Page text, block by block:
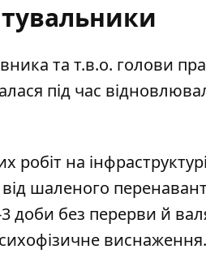
та т.в.о. голови
під час
робіт на інфраструктурі
шаленого
без перерви й
виснаження.